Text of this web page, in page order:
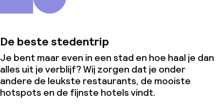
De beste stedentrip
Je bent maar even in een stad en hoe haal je dan
alles uit je verblijf? Wij zorgen dat je onder
andere de leukste restaurants, de mooiste
hotspots en de fijnste hotels vindt.